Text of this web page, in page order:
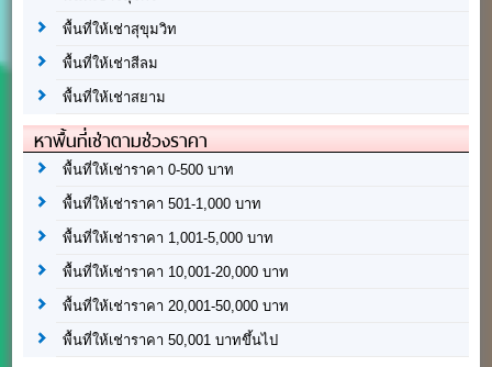
พื้นที่ให้เช่าสุขุมวิท
พื้นที่ให้เช่าสีลม
พื้นที่ให้เช่าสยาม
หาพื้นที่เช่าตามช่วงราคา
พื้นที่ให้เช่าราคา 0-500 บาท
พื้นที่ให้เช่าราคา 501-1,000 บาท
พื้นที่ให้เช่าราคา 1,001-5,000 บาท
พื้นที่ให้เช่าราคา 10,001-20,000 บาท
พื้นที่ให้เช่าราคา 20,001-50,000 บาท
พื้นที่ให้เช่าราคา 50,001 บาทขึ้นไป